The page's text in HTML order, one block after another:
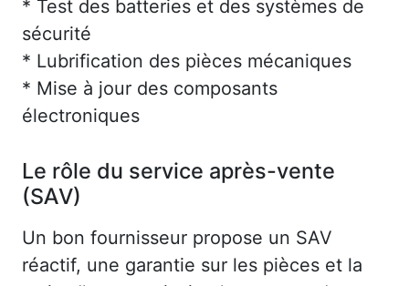
* Test des batteries et des systèmes de
sécurité
* Lubrification des pièces mécaniques
* Mise à jour des composants
électroniques
Le rôle du service après-vente
(SAV)
Un bon fournisseur propose un SAV
réactif, une garantie sur les pièces et la